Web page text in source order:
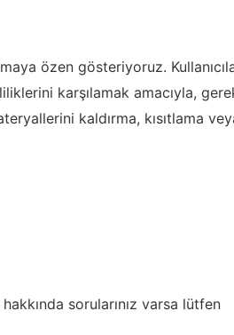
özen gösteriyoruz.
karşılamak amacıyla,
kaldırma, kısıtlama
sorularınız varsa lütfen